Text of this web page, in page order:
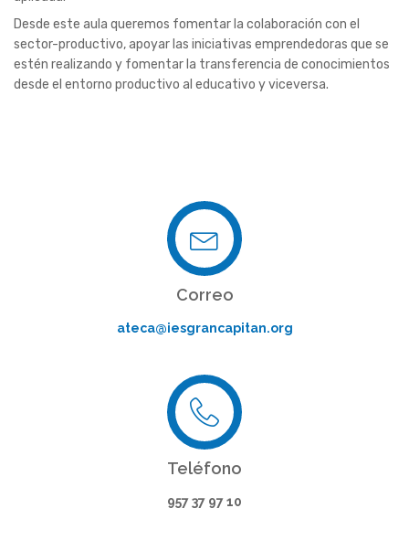
Desde este aula queremos fomentar la colaboración con el
sector-productivo, apoyar las iniciativas emprendedoras que se
estén realizando y fomentar la transferencia de conocimientos
desde el entorno productivo al educativo y viceversa.
Correo
ateca@iesgrancapitan.org
Teléfono
957 37 97 10